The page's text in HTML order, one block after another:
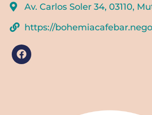
Av. Carlos Soler 34, 03110,
https://
F
a